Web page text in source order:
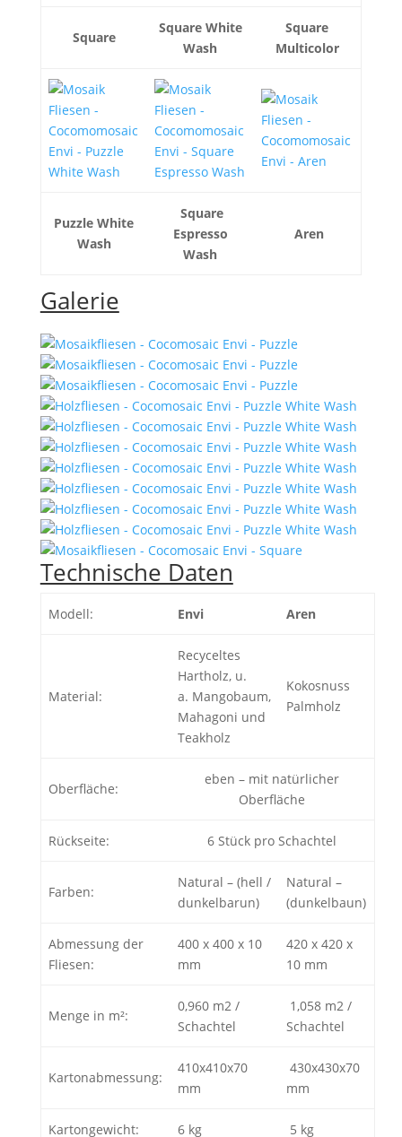
Square
Square White
Wash
Square
Multicolor
Puzzle White
Wash
Square
Espresso
Wash
Aren
Galerie
Technische Daten
Modell: Envi Aren
Material:
Recyceltes
Hartholz, u.
a. Mangobaum,
Mahagoni und
Teakholz
Kokosnuss
Palmholz
Oberfläche:
eben – mit natürlicher
Oberfläche
Rückseite: 6 Stück pro Schachtel
Farben:
Natural – (hell /
dunkelbarun)
Natural –
(dunkelbaun)
Abmessung der
Fliesen:
400 x 400 x 10
mm
420 x 420 x
10 mm
Menge in m²:
0,960 m2 /
Schachtel
1,058 m2 /
Schachtel
Kartonabmessung:
410x410x70
mm
430x430x70
mm
Kartongewicht: 6 kg 5 kg